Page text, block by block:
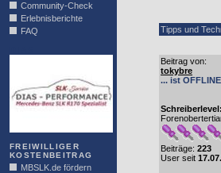
Community-Check
Erlebnisberichte
FAQ
FREIWILLIGER
KOSTENBEITRAG
MBSLK.de fördern
Tipps und
Beitrag von:
tokybre
... ist OFFLINE
Schreiberlevel:
Beiträge: 223
User seit